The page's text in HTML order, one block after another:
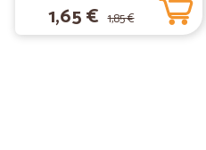
1,65 € 1,85 €